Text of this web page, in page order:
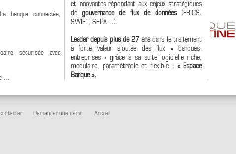
banque connectée,
sécurisée avec
...
et innovantes répondant aux enjeux stratégiques
de gouvernance de flux de données (EBICS,
SWIFT, SEPA…).
Leader depuis plus de 27 ansdans le traitement
à forte valeur ajoutée des flux « banques-
entreprises » grâce à sa suite logicielle riche,
modulaire, paramétrable et flexible : « Espace
Banque ».
Demander une démo Accueil